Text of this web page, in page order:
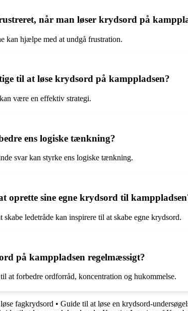
når man løser krydsord på
kan hjælpe med at undgå frustration.
til at løse krydsord på kamppladsen?
være en effektiv strategi.
ens logiske tænkning?
svar kan styrke ens logiske tænkning.
sine egne krydsord til
ledetråde kan inspirere til at skabe egne krydsord.
på kamppladsen regelmæssigt?
at forbedre ordforråd, koncentration og hukommelse.
fagkrydsord • Guide til at løse en krydsord-